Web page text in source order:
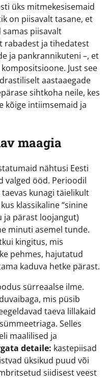
üks mitmekesisemaid
on piisavalt tasane, et
samas piisavalt
rabadest ja tihedatest
ja pankrannikuteni –, et
Just see
aastaaegade
sihtkoha neile, kes
kõige intiimsemaid ja
maagia
nähtusi Eesti
valged ööd. Perioodil
kunagi täielikult
klassikaline “sinine
ja pärast loojangut)
minuti asemel tunde.
kingitus, mis
pehmes, hajutatud
kaduva hetke pärast.
sürreaalse ilme.
mis püsib
taeva lillakaid
Selles
maalilised ja
detaile: kastepiisad
üksikud puud või
siidisest veest